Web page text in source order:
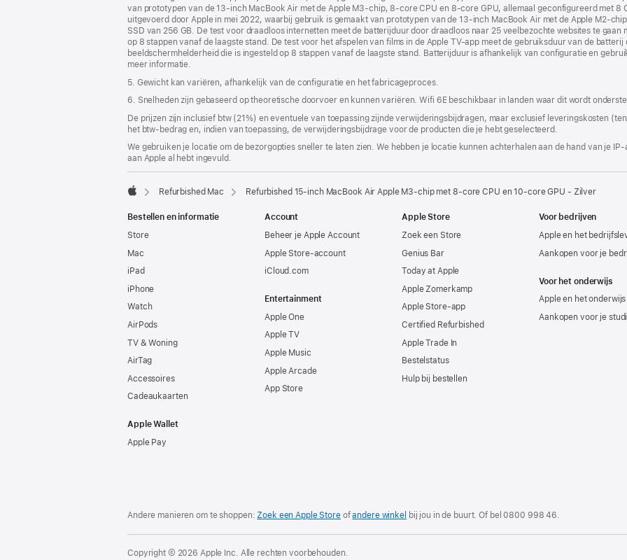
van prototypen van de 13‑inch MacBook Air met de Apple M3‑chip, 8‑core CPU en 8‑core GPU, allemaal geconfigureerd met 8
uitgevoerd door Apple in mei 2022, waarbij gebruik is gemaakt van prototypen van de 13‑inch MacBook Air met de Apple
SSD van 256 GB. De test voor draadloos internetten meet de batterijduur door draadloos naar 25 veelbezochte websites te gaan
op 8 stappen vanaf de laagste stand. De test voor het afspelen van films in de Apple TV-app meet de gebruiksduur van de
beeldscherm­helderheid die is ingesteld op 8 stappen vanaf de laagste stand. Batterijduur is afhankelijk van configuratie en
meer informatie.
5. Gewicht kan variëren, afhankelijk van de configuratie en het fabricageproces.
6. Snelheden zijn gebaseerd op theoretische doorvoer en kunnen variëren. Wifi 6E beschikbaar in landen waar dit wordt
De prijzen zijn inclusief btw (21%) en eventuele van toepassing zijnde verwijderingsbijdragen, maar exclusief leveringskosten
het btw-bedrag en, indien van toepassing, de verwijderingsbijdrage voor de producten die je hebt geselecteerd.
We gebruiken je locatie om de bezorgopties sneller te laten zien. We hebben je locatie kunnen achterhalen aan de hand van je
aan Apple al hebt ingevuld.
Refurbished Mac Refurbished 15-inch MacBook Air Apple M3-chip met 8‑core CPU en 10‑core GPU - Zilver
Bestellen en informatie
Store
Mac
iPad
iPhone
Watch
AirPods
TV & Woning
AirTag
Accessoires
Cadeaukaarten
Apple Wallet
Apple Pay
Account
Beheer je Apple Account
Apple Store-account
iCloud.com
Entertainment
Apple One
Apple TV
Apple Music
Apple Arcade
App Store
Apple Store
Zoek een Store
Genius Bar
Today at Apple
Apple Zomerkamp
Apple Store-app
Certified Refurbished
Apple Trade In
Bestelstatus
Hulp bij bestellen
Voor bedrijven
Apple en het
Aankopen voor je
Voor het onderwijs
Apple en het onderwijs
Aankopen voor je
Andere manieren om te shoppen:Zoek een Apple Storeofandere winkel bij jou in de buurt. Of bel0800 998 46.
Copyright © 2026 Apple Inc. Alle rechten voorbehouden.